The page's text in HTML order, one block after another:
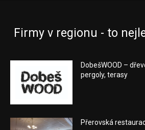
Firmy v regionu - to
DobešWOOD –
pergoly, terasy
Přerovská